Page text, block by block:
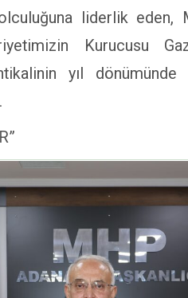
liderlik eden,
Kurucusu
yıl